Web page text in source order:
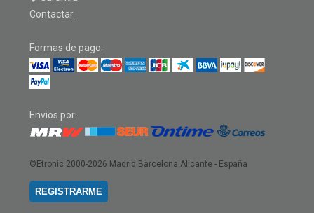
Contactar
Formas de pago:
Envios por:
©Etronic 2000-2026 Madrid Barcelona Alicante - España
REGISTRARME